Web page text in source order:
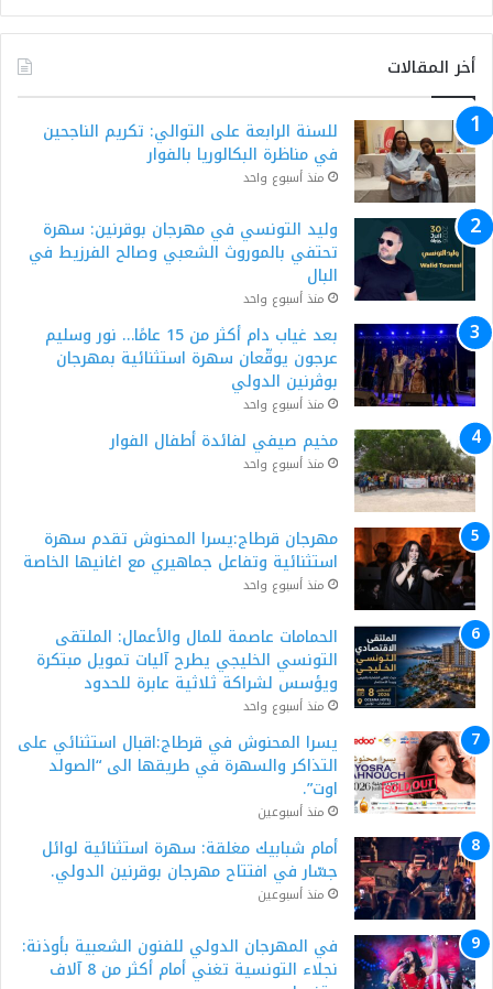
أخر المقالات
للسنة الرابعة على التوالي: تكريم الناجحين
في مناظرة البكالوريا بالفوار
منذ أسبوع واحد
وليد التونسي في مهرجان بوقرنين: سهرة
تحتفي بالموروث الشعبي وصالح الفرزيط في
البال
منذ أسبوع واحد
بعد غياب دام أكثر من 15 عامًا… نور وسليم
عرجون يوقّعان سهرة استثنائية بمهرجان
بوڨرنين الدولي
منذ أسبوع واحد
مخيم صيفي لفائدة أطفال الفوار
منذ أسبوع واحد
مهرجان قرطاج:يسرا المحنوش تقدم سهرة
استثنائية وتفاعل جماهيري مع اغانيها الخاصة
منذ أسبوع واحد
الحمامات عاصمة للمال والأعمال: الملتقى
التونسي الخليجي يطرح آليات تمويل مبتكرة
ويؤسس لشراكة ثلاثية عابرة للحدود
منذ أسبوع واحد
يسرا المحنوش في قرطاج:اقبال استثنائي على
التذاكر والسهرة في طريقها الى “الصولد
اوت”.
منذ أسبوعين
أمام شبابيك مغلقة: سهرة استثنائية لوائل
جسّار في افتتاح مهرجان بوقرنين الدولي.
منذ أسبوعين
في المهرجان الدولي للفنون الشعبية بأوذنة:
نجلاء التونسية تغني أمام أكثر من 8 آلاف